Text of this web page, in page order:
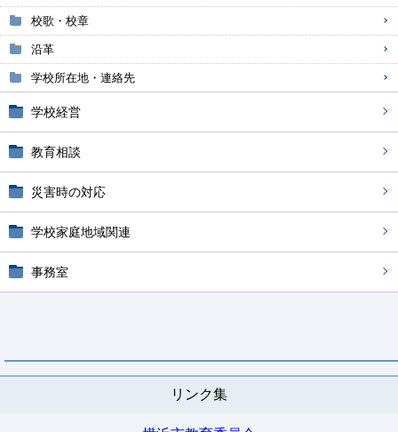
校歌・校章
沿革
学校所在地・連絡先
学校経営
教育相談
災害時の対応
学校家庭地域関連
事務室
リンク集